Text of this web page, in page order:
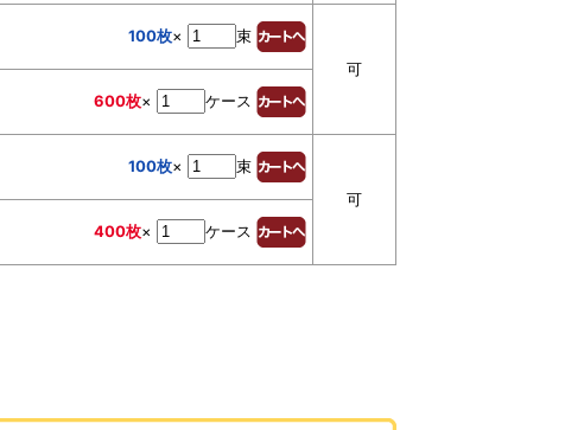
100枚×
束
可
600枚× ケース
100枚×
束
可
400枚× ケース